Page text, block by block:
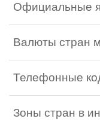
Официальные
Валюты стран
Телефонные
Зоны стран в